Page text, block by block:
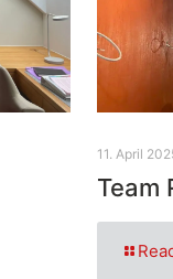
11. April
Team